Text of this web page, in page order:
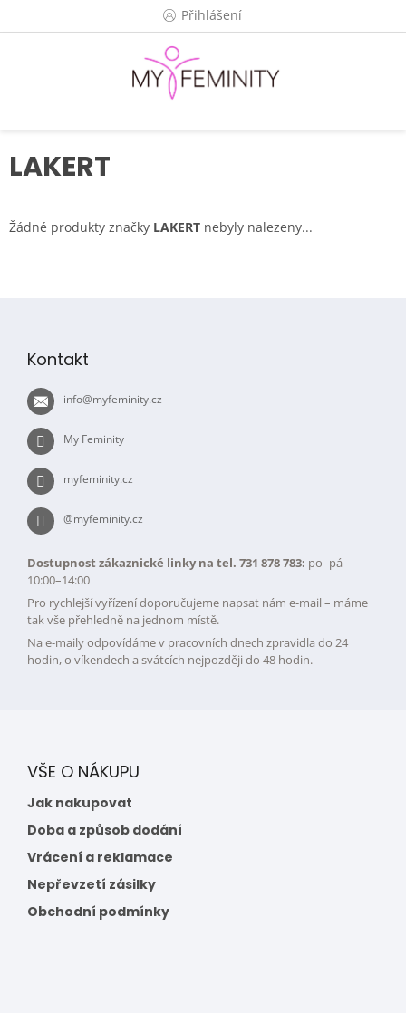
Přihlášení
LAKERT
Žádné produkty značky LAKERT nebyly nalezeny...
Kontakt
info@myfeminity.cz
My Feminity
myfeminity.cz
@myfeminity.cz
Dostupnost zákaznické linky na tel. 731 878 783: po–pá
10:00–14:00
Pro rychlejší vyřízení doporučujeme napsat nám e-mail – máme
tak vše přehledně na jednom místě.
Na e-maily odpovídáme v pracovních dnech zpravidla do 24
hodin, o víkendech a svátcích nejpozději do 48 hodin.
VŠE O NÁKUPU
Jak nakupovat
Doba a způsob dodání
Vrácení a reklamace
Nepřevzetí zásilky
Obchodní podmínky